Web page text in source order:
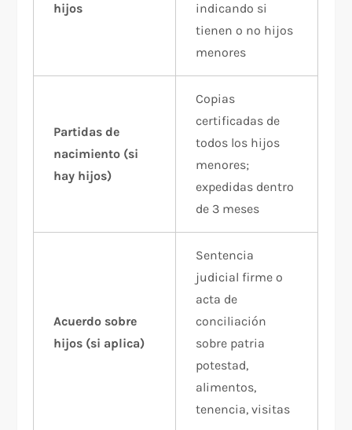
hijos
indicando si
tienen o no hijos
menores
Partidas de
nacimiento (si
hay hijos)
Copias
certificadas de
todos los hijos
menores;
expedidas dentro
de 3 meses
Acuerdo sobre
hijos (si aplica)
Sentencia
judicial firme o
acta de
conciliación
sobre patria
potestad,
alimentos,
tenencia, visitas